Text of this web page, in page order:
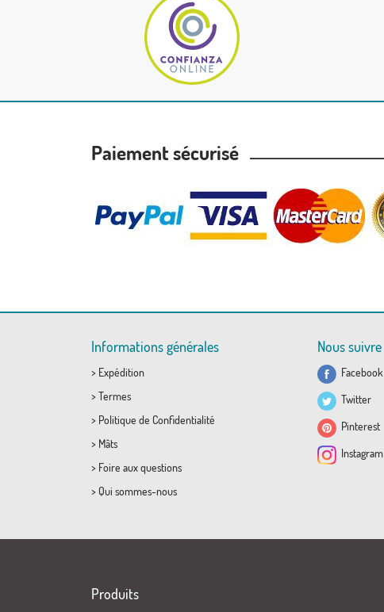
Paiement sécurisé
Informations générales
> Expédition
> Termes
> Politique de Confidentialité
> Mâts
> Foire aux questions
> Qui sommes-nous
Nous suivre
Facebook
Twitter
Pinterest
Instagram
Produits